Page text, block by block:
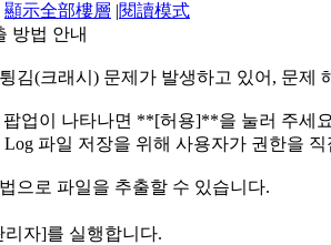
顯示全部樓層 |閱讀模式
방법 안내
김(크래시) 문제가 발생하고 있어, 문
업이 나타나면 **[허용]**을 눌러 주세
파일 저장을 위해 사용자가 권한을
으로 파일을 추출할 수 있습니다.
리자]를 실행합니다.